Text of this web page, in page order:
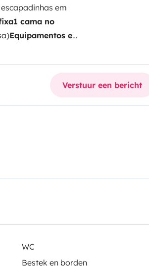
em
1 cama no
Equipamentos e
carregamento
natureza sem
Verstuur een bericht
WC
Bestek en borden